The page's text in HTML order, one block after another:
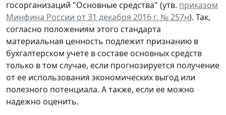
госорганизаций "Основные средства" (утв. приказом
Минфина России от 31 декабря 2016 г. № 257н). Так,
согласно положениям этого стандарта
материальная ценность подлежит признанию в
бухгалтерском учете в составе основных средств
только в том случае, если прогнозируется получение
от ее использования экономических выгод или
полезного потенциала. А также, если ее можно
надежно оценить.